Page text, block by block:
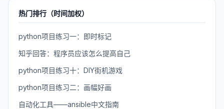
热门排行（时间加权）
python项目练习一：即时标记
知乎回答：程序员应该怎么提高自己
python项目练习十：DIY街机游戏
python项目练习二：画幅好画
自动化工具——ansible中文指南